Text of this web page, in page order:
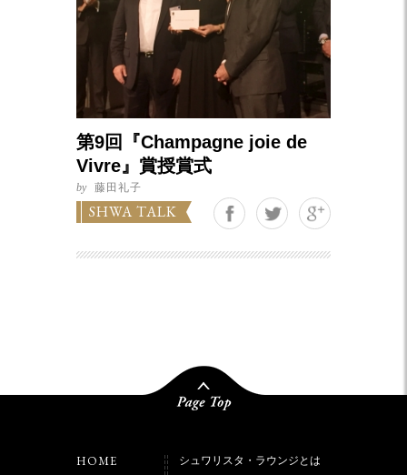
第9回『Champagne joie de
Vivre』賞授賞式
by 藤田礼子
SHWA TALK
HOME
シュワリスタ・ラウンジとは